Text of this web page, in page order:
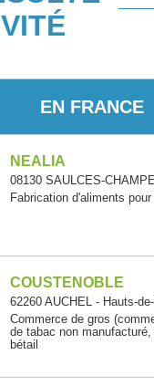
EN FRANCE
NEALIA
08130 SAULCES-
Fabrication d'aliments
COUSTENOBLE
62260 AUCHEL - Hauts-
Commerce de gros
de tabac non
bétail